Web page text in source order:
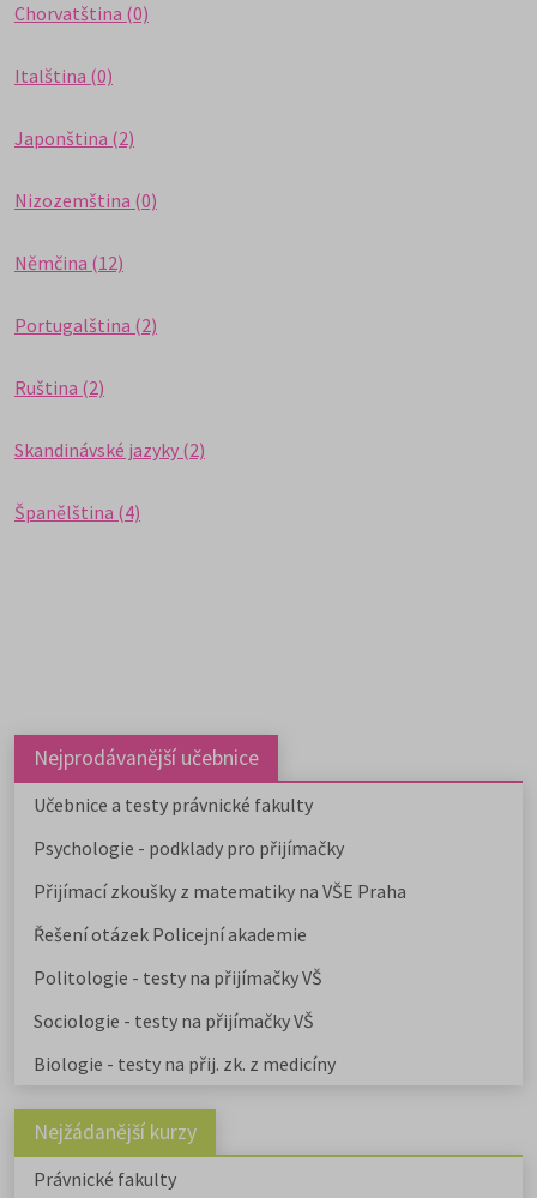
Chorvatština (0)
Italština (0)
Japonština (2)
Nizozemština (0)
Němčina (12)
Portugalština (2)
Ruština (2)
Skandinávské jazyky (2)
Španělština (4)
Nejprodávanější učebnice
Učebnice a testy právnické fakulty
Psychologie - podklady pro přijímačky
Přijímací zkoušky z matematiky na VŠE Praha
Řešení otázek Policejní akademie
Politologie - testy na přijímačky VŠ
Sociologie - testy na přijímačky VŠ
Biologie - testy na přij. zk. z medicíny
Nejžádanější kurzy
Právnické fakulty